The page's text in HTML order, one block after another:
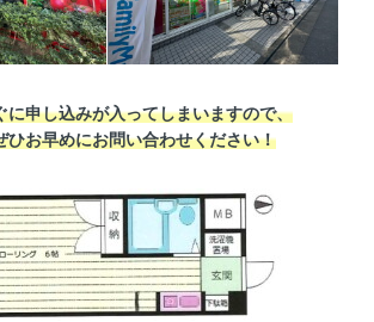
に申し込みが入ってしまいますので、
ひお早めにお問い合わせください！